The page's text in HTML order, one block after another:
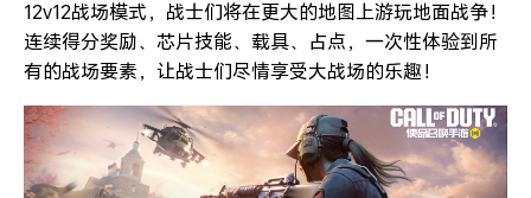
12v12战场模式，战士们将在更大的地图上游玩地面战争！
连续得分奖励、芯片技能、载具、占点，一次性体验到所
有的战场要素，让战士们尽情享受大战场的乐趣！